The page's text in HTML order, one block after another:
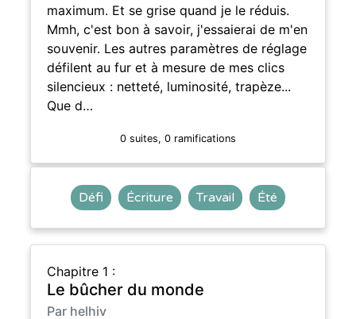
maximum. Et se grise quand je le réduis.
Mmh, c'est bon à savoir, j'essaierai de m'en
souvenir. Les autres paramètres de réglage
défilent au fur et à mesure de mes clics
silencieux : netteté, luminosité, trapèze...
Que d…
0 suites, 0 ramifications
Défi Écriture Travail Été
Chapitre 1 :
Le bûcher du monde
Par helhiv